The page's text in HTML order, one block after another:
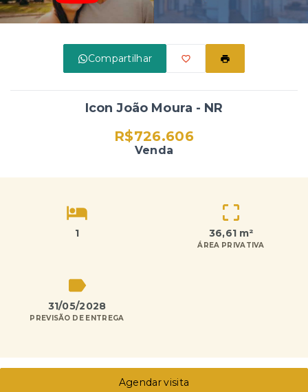
Compartilhar
Icon João Moura - NR
R$726.606
Venda
1 36,61 m²
ÁREA PRIVATIVA
31/05/2028
PREVISÃO DE ENTREGA
Agendar visita